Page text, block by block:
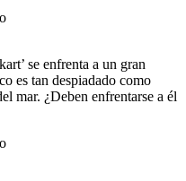
se enfrenta a un gran
es tan despiadado como
mar. ¿Deben enfrentarse a él